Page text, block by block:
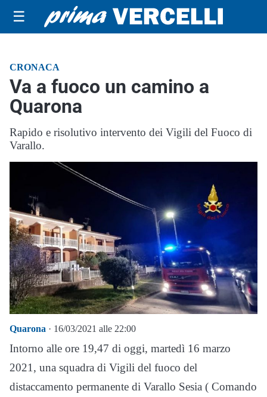
☰
CRONACA
Va a fuoco un camino a
Quarona
Rapido e risolutivo intervento dei Vigili del Fuoco di
Varallo.
Quarona · 16/03/2021 alle 22:00
Intorno alle ore 19,47 di oggi, martedì 16 marzo
2021, una squadra di Vigili del fuoco del
distaccamento permanente di Varallo Sesia ( Comando